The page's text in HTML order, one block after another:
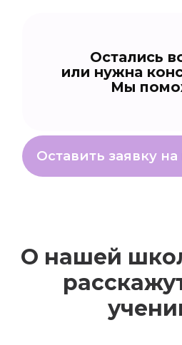
О нашей